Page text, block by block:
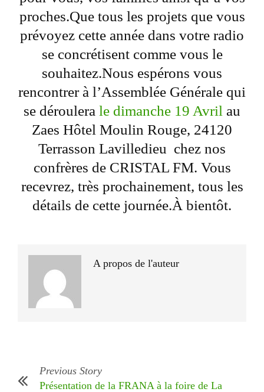
proches.Que tous les projets que vous
prévoyez cette année dans votre radio
se concrétisent comme vous le
souhaitez.Nous espérons vous
rencontrer à l’Assemblée Générale qui
se déroulera le dimanche 19 Avril au
Zaes Hôtel Moulin Rouge, 24120
Terrasson Lavilledieu chez nos
confrères de CRISTAL FM. Vous
recevrez, très prochainement, tous les
détails de cette journée.À bientôt.
A propos de l'auteur
Previous Story
Présentation de la FRANA à la foire de La